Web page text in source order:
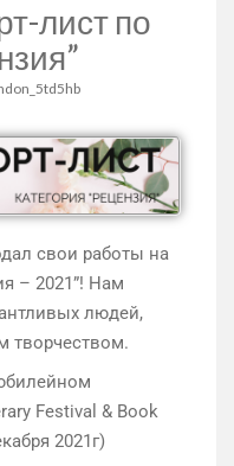
лист по
свои работы на
– 2021”! Нам
людей,
творчеством.
Festival & Book
2021г)